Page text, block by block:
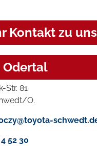
Kontakt zu
Odertal
Str. 81
O.
52 30